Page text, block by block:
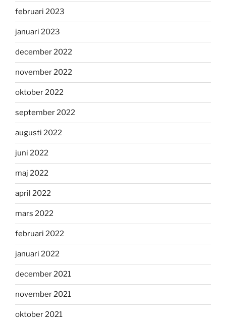
februari 2023
januari 2023
december 2022
november 2022
oktober 2022
september 2022
augusti 2022
juni 2022
maj 2022
april 2022
mars 2022
februari 2022
januari 2022
december 2021
november 2021
oktober 2021